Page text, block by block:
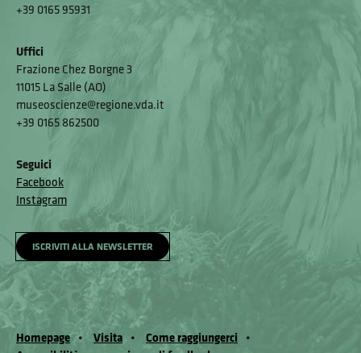
+39 0165 95931
Uffici
Frazione Chez Borgne 3
11015 La Salle (AO)
museoscienze@regione.vda.it
+39 0165 862500
Seguici
Facebook
Instagram
ISCRIVITI ALLA NEWSLETTER
Homepage Visita
Come raggiungerci